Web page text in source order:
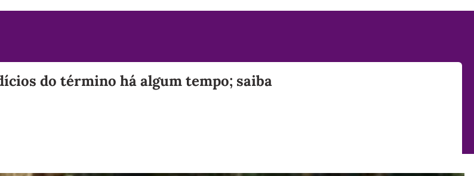
do término há algum tempo; saiba